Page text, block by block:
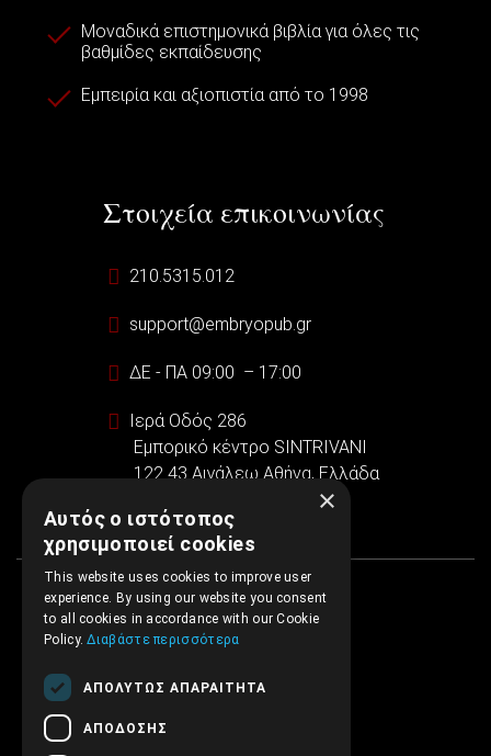
Μοναδικά επιστημονικά βιβλία για όλες τις
βαθμίδες εκπαίδευσης
Εμπειρία και αξιοπιστία από το 1998
Στοιχεία επικοινωνίας
210.5315.012
support@embryopub.gr
ΔΕ - ΠΑ 09:00 – 17:00
Ιερά Οδός 286
Εμπορικό κέντρο SINTRIVANI
122 43 Αιγάλεω Αθήνα, Ελλάδα
×
Αυτός ο ιστότοπος
χρησιμοποιεί cookies
This website uses cookies to improve user
experience. By using our website you consent
to all cookies in accordance with our Cookie
Policy.Διαβάστε περισσότερα
ΑΠΟΛΎΤΩΣ ΑΠΑΡΑΊΤΗΤΑ
ΑΠΌΔΟΣΗΣ